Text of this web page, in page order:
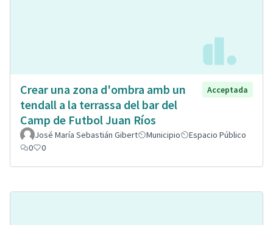
Crear una zona d'ombra amb un
tendall a la terrassa del bar del
Camp de Futbol Juan Ríos
Acceptada
José María Sebastián Gibert Municipio
Espacio Público
0
0